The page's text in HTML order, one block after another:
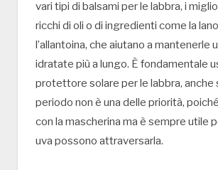
vari tipi di balsami per le labbra, i
ricchi di oli o di ingredienti come la
l’allantoina, che aiutano a mantenerle
idratate più a lungo. È fondamentale
protettore solare per le labbra, anche
periodo non è una delle priorità,
con la mascherina ma è sempre utile
uva possono attraversarla.